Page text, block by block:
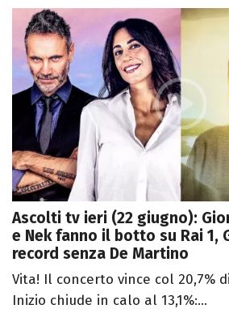
Ascolti tv ieri (22 giugno):
e Nek fanno il botto su Rai 1,
record senza De Martino
Vita! Il concerto vince col 20,7%
Inizio chiude in calo al 13,1%:...